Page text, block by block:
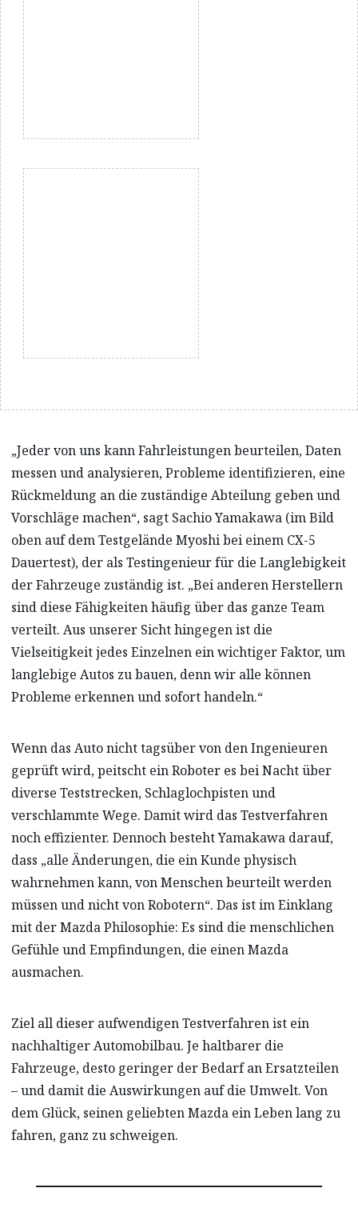
„Jeder von uns kann Fahrleistungen beurteilen, Daten
messen und analysieren, Probleme identifizieren, eine
Rückmeldung an die zuständige Abteilung geben und
Vorschläge machen“, sagt Sachio Yamakawa (im Bild
oben auf dem Testgelände Myoshi bei einem CX-5
Dauertest), der als Testingenieur für die Langlebigkeit
der Fahrzeuge zuständig ist. „Bei anderen Herstellern
sind diese Fähigkeiten häufig über das ganze Team
verteilt. Aus unserer Sicht hingegen ist die
Vielseitigkeit jedes Einzelnen ein wichtiger Faktor, um
langlebige Autos zu bauen, denn wir alle können
Probleme erkennen und sofort handeln.“
Wenn das Auto nicht tagsüber von den Ingenieuren
geprüft wird, peitscht ein Roboter es bei Nacht über
diverse Teststrecken, Schlaglochpisten und
verschlammte Wege. Damit wird das Testverfahren
noch effizienter. Dennoch besteht Yamakawa darauf,
dass „alle Änderungen, die ein Kunde physisch
wahrnehmen kann, von Menschen beurteilt werden
müssen und nicht von Robotern“. Das ist im Einklang
mit der Mazda Philosophie: Es sind die menschlichen
Gefühle und Empfindungen, die einen Mazda
ausmachen.
Ziel all dieser aufwendigen Testverfahren ist ein
nachhaltiger Automobilbau. Je haltbarer die
Fahrzeuge, desto geringer der Bedarf an Ersatzteilen
– und damit die Auswirkungen auf die Umwelt. Von
dem Glück, seinen geliebten Mazda ein Leben lang zu
fahren, ganz zu schweigen.